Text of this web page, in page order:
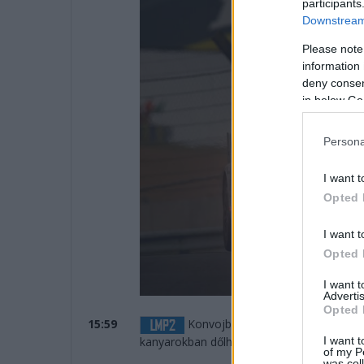
Please
information
deny
in below
I want
Opted
I want
Opted
I want
Opted
I want
of my
15:59
Konvojban jönnek a Toyoták az
kanyarokban dőlhet el az LMP2.